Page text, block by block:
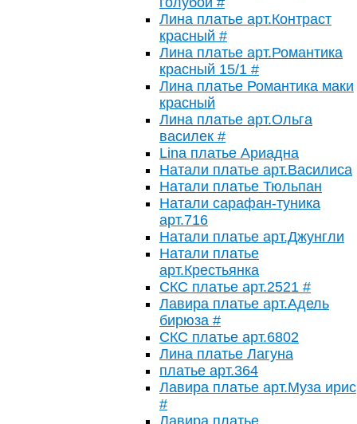
Лина платье арт.Контраст
красный #
Лина платье арт.Романтика
красный 15/1 #
Лина платье Романтика маки
красный
Лина платье арт.Ольга
василек #
Lina платье Ариадна
Натали платье арт.Василиса
Натали платье Тюльпан
Натали сарафан-туника
арт.716
Натали платье арт.Джунгли
Натали платье
арт.Крестьянка
СКС платье арт.2521 #
Лавира платье арт.Адель
бирюза #
СКС платье арт.6802
Лина платье Лагуна
платье арт.364
Лавира платье арт.Муза ирис
#
Лавира платье